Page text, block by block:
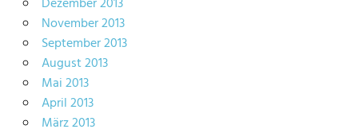
November 2013
September 2013
August 2013
Mai 2013
April 2013
März 2013